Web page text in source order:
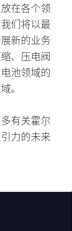
在各个领
们将以最
新的业务
、压电阀
池领域的
。
有关霍尔
力的未来